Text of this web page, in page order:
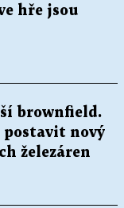
hře jsou
brownfield.
postavit nový
železáren